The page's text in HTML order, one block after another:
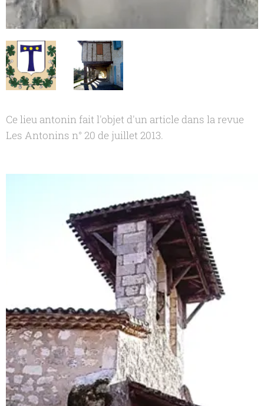
Ce lieu antonin fait l'objet d'un article dans la revue
Les Antonins n° 20 de juillet 2013.